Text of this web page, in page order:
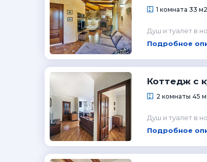
1 комната 33 м2
Душ и туалет в
Подробное
Коттедж с
2 комнаты 45
Душ и туалет в
Подробное